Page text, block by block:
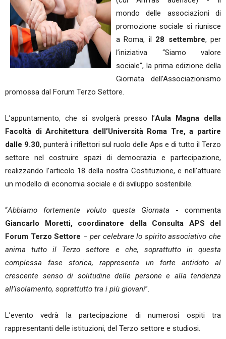
mondo delle associazioni di
promozione sociale si riunisce
a Roma, il 28 settembre, per
l’iniziativa “Siamo valore
sociale”, la prima edizione della
Giornata dell’Associazionismo
promossa dal Forum Terzo Settore.
L’appuntamento, che si svolgerà presso l’Aula Magna della
Facoltà di Architettura dell’Università Roma Tre, a partire
dalle 9.30, punterà i riflettori sul ruolo delle Aps e di tutto il Terzo
settore nel costruire spazi di democrazia e partecipazione,
realizzando l’articolo 18 della nostra Costituzione, e nell’attuare
un modello di economia sociale e di sviluppo sostenibile.
“Abbiamo fortemente voluto questa Giornata - commenta
Giancarlo Moretti, coordinatore della Consulta APS del
Forum Terzo Settore –per celebrare lo spirito associativo che
anima tutto il Terzo settore e che, soprattutto in questa
complessa fase storica, rappresenta un forte antidoto al
crescente senso di solitudine delle persone e alla tendenza
all’isolamento, soprattutto tra i più giovani”.
L’evento vedrà la partecipazione di numerosi ospiti tra
rappresentanti delle istituzioni, del Terzo settore e studiosi.